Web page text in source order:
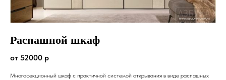
Распашной шкаф
от 52000 р
Многосекционный шкаф с практичной системой открывания в виде распашных